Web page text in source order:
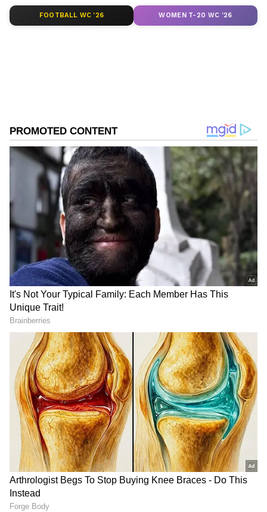
Related Articles
ಸಿದ್ದರಾಮಯ್ಯ ರಾಜೀನಾಮೆಯಿಂದ ಕಾಂಗ್ರೆಸ್ ಪತನ:
ಲಖನ್ ಜಾರಕಿಹೊಳಿ ಭವಿಷ್ಯ
ರಾಜಕೀಯದ ಪುಣ್ಯಕೋಟಿ ಸಿದ್ದರಾಮಯ್ಯ:
ಹೈಕಮಾಂಡ್‌ಗೆ ಕೊಟ್ಟ ಮಾತು ಉಳಿಸಿಕೊಂಡು ಸಿಎಂ
ಗದ್ದುಗೆ ತ್ಯಜಿಸಿದ ಸಿದ್ದು
* ರಾಜ್ಯದ ಮುಖ್ಯಮಂತ್ರಿ ಸ್ಥಾನಕ್ಕೆ ನಾನು ಸಲ್ಲಿಸಿರುವ
ರಾಜೀನಾಮೆ ಪತ್ರವನ್ನು ಘನತೆವೆತ್ತ ರಾಜ್ಯಪಾಲರಿಗೆ ನೀಡಿ
ಬಂದಿದ್ದೇನೆ. ಸಾಂವಿಧಾನಿಕ ವಿಧಿ-ವಿಧಾನಗಳ ಮೂಲಕ
ರಾಜ್ಯಪಾಲರು ಕ್ರಮಕೈಗೊಳ್ಳುತ್ತಾರೆ. ಶೀಘ್ರದಲ್ಲಿಯೇ ನೂತನ
ABOUT THE AUTHOR
ಜೀವಾಳ.
DOWNLOAD APP
RECOMMENDED STORIES
FOOTBALL WC '26 WOMEN T-20 WC '26